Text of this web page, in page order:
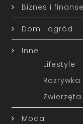
Biznes i finanse
Dom i ogród
Inne
Lifestyle
Zwierzęta
Moda